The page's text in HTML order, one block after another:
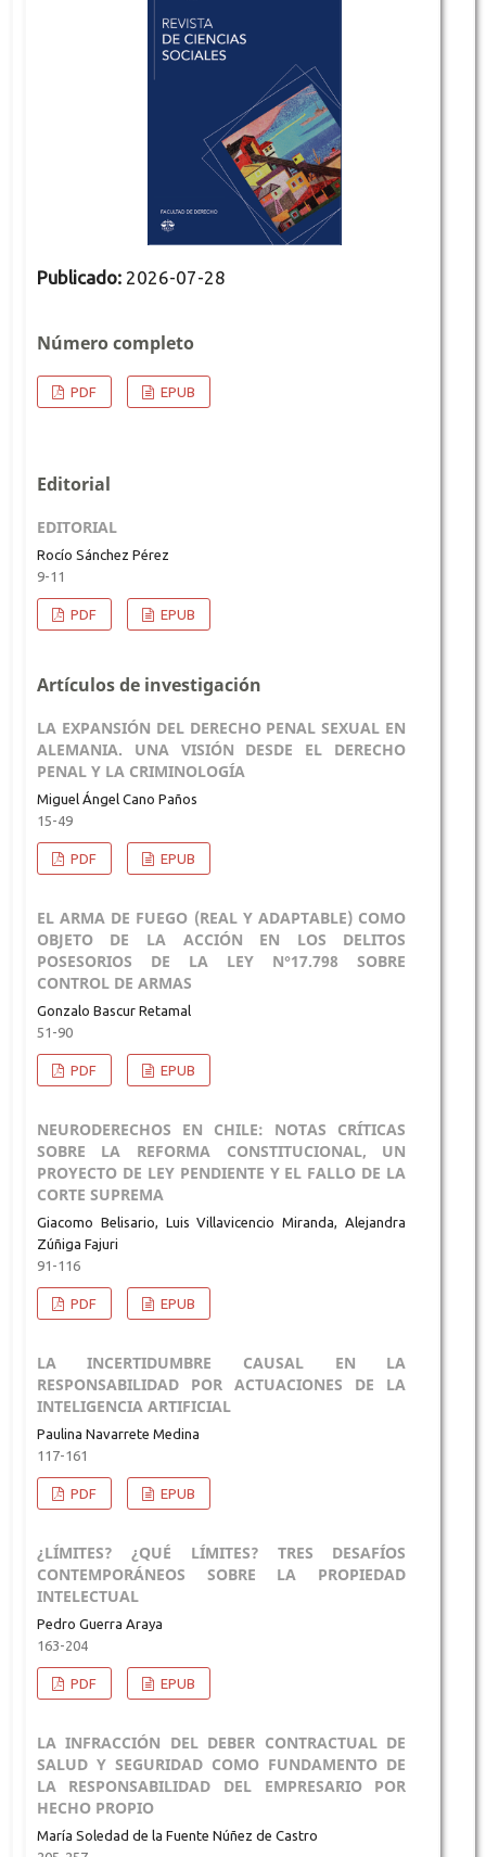
Publicado: 2026-07-28
Número completo
PDF EPUB
Editorial
EDITORIAL
Rocío Sánchez Pérez
9-11
PDF EPUB
Artículos de investigación
LA EXPANSIÓN DEL DERECHO PENAL SEXUAL EN
ALEMANIA. UNA VISIÓN DESDE EL DERECHO
PENAL Y LA CRIMINOLOGÍA
Miguel Ángel Cano Paños
15-49
PDF EPUB
EL ARMA DE FUEGO (REAL Y ADAPTABLE) COMO
OBJETO DE LA ACCIÓN EN LOS DELITOS
POSESORIOS DE LA LEY N°17.798 SOBRE
CONTROL DE ARMAS
Gonzalo Bascur Retamal
51-90
PDF EPUB
NEURODERECHOS EN CHILE: NOTAS CRÍTICAS
SOBRE LA REFORMA CONSTITUCIONAL, UN
PROYECTO DE LEY PENDIENTE Y EL FALLO DE LA
CORTE SUPREMA
Giacomo Belisario, Luis Villavicencio Miranda, Alejandra
Zúñiga Fajuri
91-116
PDF EPUB
LA INCERTIDUMBRE CAUSAL EN LA
RESPONSABILIDAD POR ACTUACIONES DE LA
INTELIGENCIA ARTIFICIAL
Paulina Navarrete Medina
117-161
PDF EPUB
¿LÍMITES? ¿QUÉ LÍMITES? TRES DESAFÍOS
CONTEMPORÁNEOS SOBRE LA PROPIEDAD
INTELECTUAL
Pedro Guerra Araya
163-204
PDF EPUB
LA INFRACCIÓN DEL DEBER CONTRACTUAL DE
SALUD Y SEGURIDAD COMO FUNDAMENTO DE
LA RESPONSABILIDAD DEL EMPRESARIO POR
HECHO PROPIO
María Soledad de la Fuente Núñez de Castro